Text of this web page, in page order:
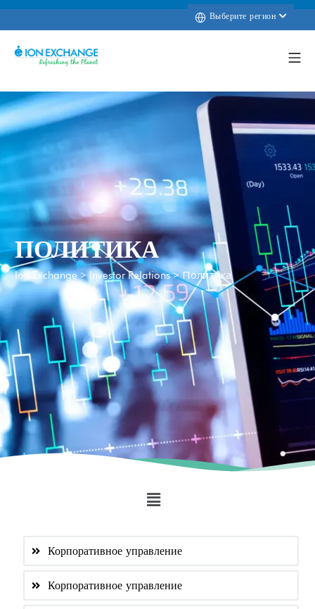
Выберите регион
ПОЛИТИКА
Ion Exchange>Investor Relations>Политика
Корпоративное управление
Корпоративное управление